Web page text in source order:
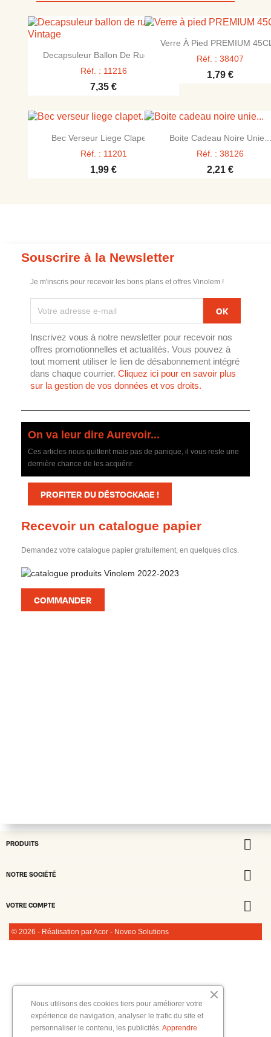
 Aperçu rapide
Decapsuleur Ballon De Rugby...
Réf. : 11216
7,35 €
 Aperçu rapide
Verre À Pied PREMIUM
Réf. : 38407
1,79 €
 Aperçu rapide
Bec Verseur Liege Clapet...
Réf. : 11201
1,99 €
 Aperçu rapide
Boite Cadeau Noire Unie...
Réf. : 38126
2,21 €
Souscrire à la Newsletter
Je m'inscris pour recevoir les bons plans et offres Vinolem !
Inscrivez vous à notre newsletter pour recevoir nos
offres promotionnelles et actualités. Vous pouvez à
tout moment utiliser le lien de désabonnement intégré
dans chaque courrier. Cliquez ici pour en savoir plus
sur la gestion de vos données et vos droits.
On va leur dire Aurevoir...
Ces articles nous quittent mais pas de panique, il vous reste une
dernière chance de les acquérir.
PROFITER DU DÉSTOCKAGE !
Recevoir un catalogue papier
Demandez votre catalogue papier gratuitement, en quelques clics.
COMMANDER
PRODUITS 
NOTRE SOCIÉTÉ 
VOTRE COMPTE 
© 2026 - Réalisation par Acor - Noveo Solutions
Nous utilisons des cookies tiers pour améliorer votre
expérience de navigation, analyser le trafic du site et
personnaliser le contenu, les publicités.Apprendre